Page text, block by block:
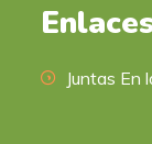
Juntas En